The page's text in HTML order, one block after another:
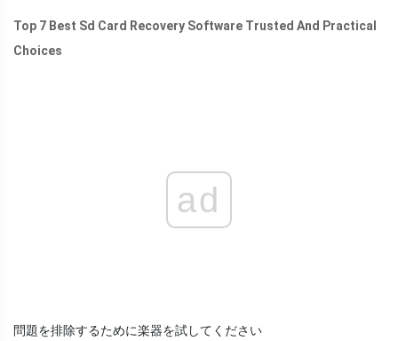
Top 7 Best Sd Card Recovery Software Trusted And Practical
Choices
ad
問題を排除するために楽器を試してください